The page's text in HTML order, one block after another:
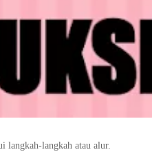
langkah-langkah atau alur.